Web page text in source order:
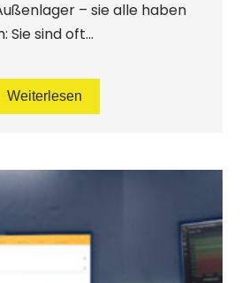
– sie alle haben
Sie sind oft...
Weiterlesen